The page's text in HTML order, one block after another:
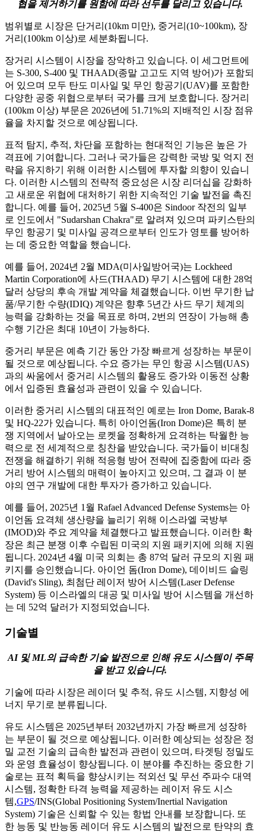
협을 제거하기를 원함에 따라 선두를 달리고 있습니다.
범위별로 시장은 단거리(10km 미만), 중거리(10~100km), 장
거리(100km 이상)로 세분화됩니다.
장거리 시스템이 시장을 장악하고 있습니다. 이 세그먼트에
는 S-300, S-400 및 THAAD(종말 고고도 지역 방어)가 포함되
어 있으며 모두 탄도 미사일 및 무인 항공기(UAV)를 포함한
다양한 공중 위협으로부터 국가를 크게 보호합니다. 장거리
(100km 이상) 부문은 2026년에 51.71%의 지배적인 시장 점유
율을 차지할 것으로 예상됩니다.
표적 탐지, 추적, 차단을 포함하는 현대적인 기능은 높은 가
격표에 기여합니다. 그러나 국가들은 강력한 국방 및 억지 전
략을 유지하기 위해 이러한 시스템에 투자할 의향이 있습니
다. 이러한 시스템의 전략적 중요성은 시장 리더십을 강화하
고 새로운 위협에 대처하기 위한 지속적인 기술 발전을 촉진
합니다. 예를 들어, 2025년 5월 S-400은 Sindoor 작전의 일부
로 인도에서 "Sudarshan Chakra"로 알려져 있으며 파키스탄의
무인 항공기 및 미사일 공격으로부터 인도가 영토를 방어하
는 데 중요한 역할을 했습니다.
예를 들어, 2024년 2월 MDA(미사일방어국)는 Lockheed
Martin Corporation에 사드(THAAD) 무기 시스템에 대한 28억
달러 상당의 후속 개발 계약을 체결했습니다. 이번 무기한 납
품/무기한 수량(IDIQ) 계약은 향후 5년간 사드 무기 체계의
능력을 강화하는 것을 목표로 하며, 2번의 연장이 가능해 총
수행 기간은 최대 10년이 가능하다.
중거리 부문은 예측 기간 동안 가장 빠르게 성장하는 부문이
될 것으로 예상됩니다. 수요 증가는 무인 항공 시스템(UAS)
과의 싸움에서 중거리 시스템의 활용도 증가와 이동전 상황
에서 입증된 효율성과 관련이 있을 수 있습니다.
이러한 중거리 시스템의 대표적인 예로는 Iron Dome, Barak-8
및 HQ-22가 있습니다. 특히 아이언돔(Iron Dome)은 특히 분
쟁 지역에서 날아오는 로켓을 정확하게 요격하는 탁월한 능
력으로 전 세계적으로 칭찬을 받았습니다. 국가들이 비대칭
전쟁을 해결하기 위해 적응형 방어 전략에 집중함에 따라 중
거리 방어 시스템의 매력이 높아지고 있으며, 그 결과 이 ​​분
야의 연구 개발에 대한 투자가 증가하고 있습니다.
예를 들어, 2025년 1월 Rafael Advanced Defense Systems는 아
이언돔 요격체 생산량을 늘리기 위해 이스라엘 국방부
(IMOD)와 주요 계약을 체결했다고 발표했습니다. 이러한 확
장은 최근 분쟁 이후 수립된 미국의 지원 패키지에 의해 지원
됩니다. 2024년 4월 미국 의회는 총 87억 달러 규모의 지원 패
키지를 승인했습니다. 아이언 돔(Iron Dome), 데이비드 슬링
(David's Sling), 최첨단 레이저 방어 시스템(Laser Defense
System) 등 이스라엘의 대공 및 미사일 방어 시스템을 개선하
는 데 52억 달러가 지정되었습니다.
기술별
AI 및 ML의 급속한 기술 발전으로 인해 유도 시스템이 주목
을 받고 있습니다.
기술에 따라 시장은 레이더 및 추적, 유도 시스템, 지향성 에
너지 무기로 분류됩니다.
유도 시스템은 2025년부터 2032년까지 가장 빠르게 성장하
는 부문이 될 것으로 예상됩니다. 이러한 예상되는 성장은 정
밀 교전 기술의 급속한 발전과 관련이 있으며, 타겟팅 정밀도
와 운영 효율성이 향상됩니다. 이 분야를 추진하는 중요한 기
술로는 표적 획득을 향상시키는 적외선 및 무선 주파수 대역
시스템, 정확한 타격 능력을 제공하는 레이저 유도 시스
템,GPS/INS(Global Positioning System/Inertial Navigation
System) 기술은 신뢰할 수 있는 항법 안내를 보장합니다. 또
한 능동 및 반능동 레이더 유도 시스템의 발전으로 탄약의 효